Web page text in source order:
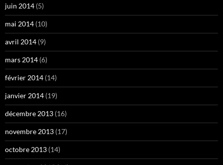
juin 2014 (5)
mai 2014 (10)
avril 2014 (9)
mars 2014 (6)
février 2014 (14)
janvier 2014 (19)
décembre 2013 (16)
novembre 2013 (17)
octobre 2013 (14)